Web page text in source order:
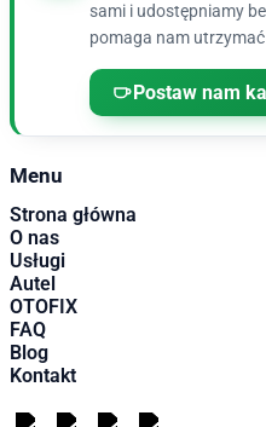
sami i udostępniamy
pomaga nam
Postaw nam
Menu
Strona główna
O nas
Usługi
Autel
OTOFIX
FAQ
Blog
Kontakt